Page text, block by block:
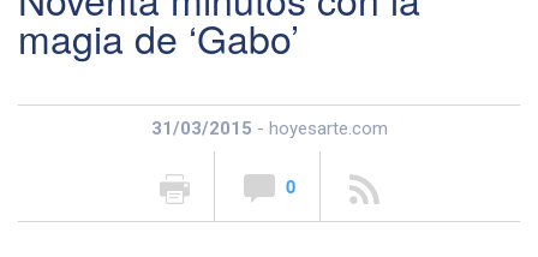
magia de ‘Gabo’
31/03/2015 - hoyesarte.com
0